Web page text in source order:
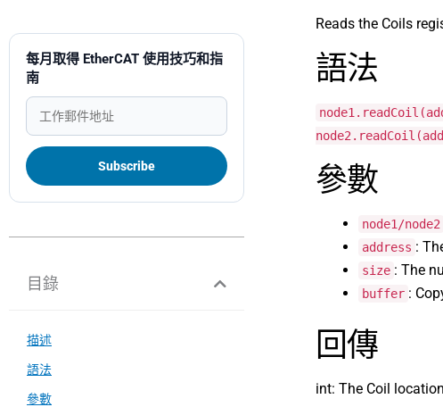
每月取得 EtherCAT 使用技巧和指
南
目錄
描述
語法
參數
Reads the Coils
語法
參數
node1/node2
address :
size : The
buffer :
回傳
int: The Coil